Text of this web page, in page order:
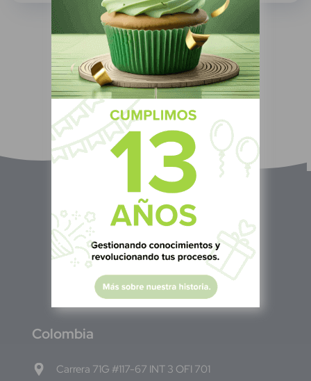
Colombia
Carrera 71G #117-67 INT 3 OFI 701